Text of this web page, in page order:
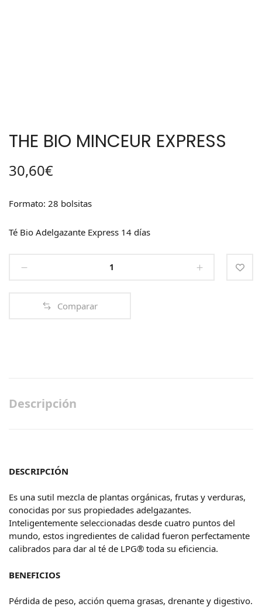
THE BIO MINCEUR EXPRESS
30,60€
Formato: 28 bolsitas
Té Bio Adelgazante Express 14 días
EXPRESS
quantity
Comparar
Descripción
DESCRIPCIÓN
Es una sutil mezcla de plantas orgánicas, frutas y verduras,
conocidas por sus propiedades adelgazantes.
Inteligentemente seleccionadas desde cuatro puntos del
mundo, estos ingredientes de calidad fueron perfectamente
calibrados para dar al té de LPG® toda su eficiencia.
BENEFICIOS
Pérdida de peso, acción quema grasas, drenante y digestivo.